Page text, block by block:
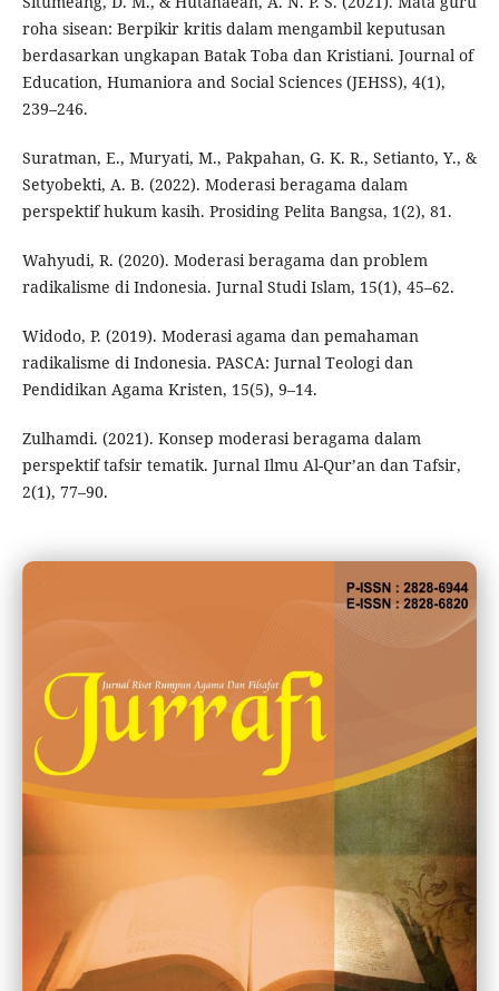
roha sisean: Berpikir kritis dalam mengambil keputusan
berdasarkan ungkapan Batak Toba dan Kristiani. Journal of
Education, Humaniora and Social Sciences (JEHSS), 4(1),
239–246.
Suratman, E., Muryati, M., Pakpahan, G. K. R., Setianto, Y., &
Setyobekti, A. B. (2022). Moderasi beragama dalam
perspektif hukum kasih. Prosiding Pelita Bangsa, 1(2), 81.
Wahyudi, R. (2020). Moderasi beragama dan problem
radikalisme di Indonesia. Jurnal Studi Islam, 15(1), 45–62.
Widodo, P. (2019). Moderasi agama dan pemahaman
radikalisme di Indonesia. PASCA: Jurnal Teologi dan
Pendidikan Agama Kristen, 15(5), 9–14.
Zulhamdi. (2021). Konsep moderasi beragama dalam
perspektif tafsir tematik. Jurnal Ilmu Al-Qur’an dan Tafsir,
2(1), 77–90.